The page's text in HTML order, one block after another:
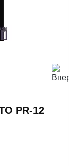
PR-12